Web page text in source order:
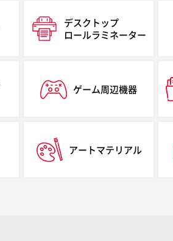
デスクトップ
ロールラミネーター
ゲーム周辺機器
アートマテリアル